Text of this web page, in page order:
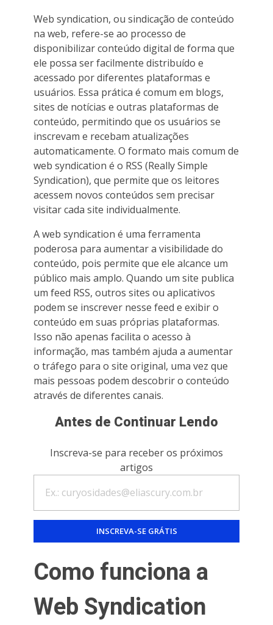
Web syndication, ou sindicação de conteúdo
na web, refere-se ao processo de
disponibilizar conteúdo digital de forma que
ele possa ser facilmente distribuído e
acessado por diferentes plataformas e
usuários. Essa prática é comum em blogs,
sites de notícias e outras plataformas de
conteúdo, permitindo que os usuários se
inscrevam e recebam atualizações
automaticamente. O formato mais comum de
web syndication é o RSS (Really Simple
Syndication), que permite que os leitores
acessem novos conteúdos sem precisar
visitar cada site individualmente.
A web syndication é uma ferramenta
poderosa para aumentar a visibilidade do
conteúdo, pois permite que ele alcance um
público mais amplo. Quando um site publica
um feed RSS, outros sites ou aplicativos
podem se inscrever nesse feed e exibir o
conteúdo em suas próprias plataformas.
Isso não apenas facilita o acesso à
informação, mas também ajuda a aumentar
o tráfego para o site original, uma vez que
mais pessoas podem descobrir o conteúdo
através de diferentes canais.
Antes de Continuar Lendo
Inscreva-se para receber os próximos
artigos
Como funciona a
Web Syndication